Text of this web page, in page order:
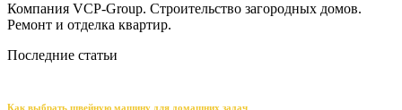
Компания VCP-Group. Строительство загородных домов.
Ремонт и отделка квартир.
Последние статьи
Как выбрать швейную машину для домашних задач